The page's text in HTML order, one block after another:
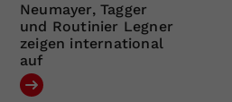
Neumayer, Tagger
und Routinier Legner
zeigen international
auf